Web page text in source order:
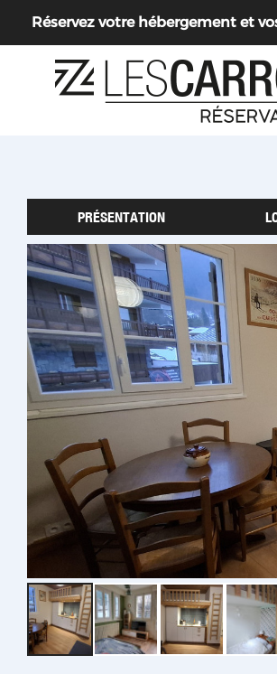
Réservez votre hébergement et
PRÉSENTATION